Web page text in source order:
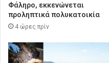
Φάληρο, εκκενώνεται
προληπτικά πολυκατοικία
4 ώρες πρίν